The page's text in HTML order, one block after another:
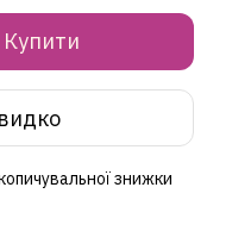
Купити
знижки